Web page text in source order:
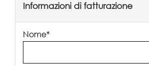
Informazioni di fatturazione
Nome*